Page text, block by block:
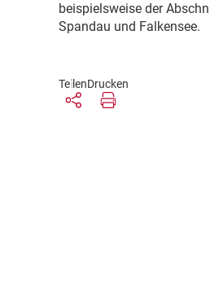
beispielsweise der
Spandau und Falkensee.
TeilenDrucken